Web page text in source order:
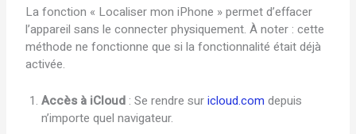
La fonction « Localiser mon iPhone » permet d’effacer
l’appareil sans le connecter physiquement. À noter : cette
méthode ne fonctionne que si la fonctionnalité était déjà
activée.
Accès à iCloud : Se rendre suricloud.com depuis
n’importe quel navigateur.